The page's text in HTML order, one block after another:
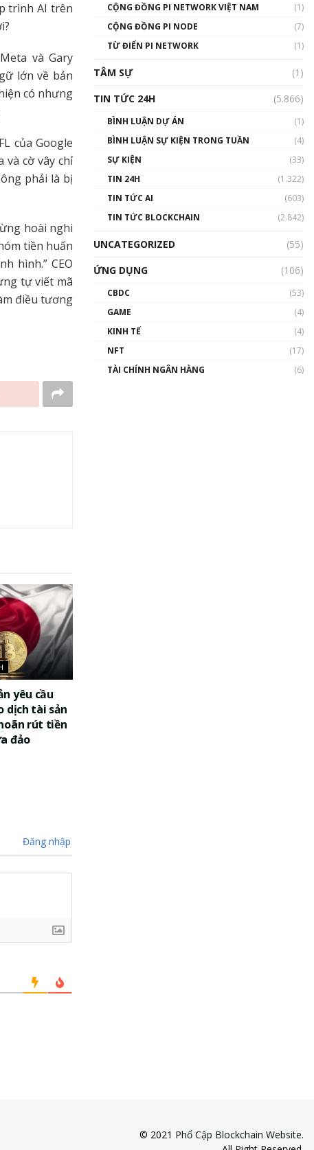
trình AI trên
và Gary
lớn về bản
có nhưng
của Google
và cờ vây chỉ
phải là bị
hoài nghi
tiền huấn
hình.” CEO
tự viết mã
điều tương
yêu cầu
dịch tài sản
rút tiền
đảo
Đăng nhập
01:32:59
Talkshow17: Mùa đông
Crypto – Chiếc khăn gió ấm
01:49:30
Talkshow 14: MemeCoin –
CỘNG ĐỒNG PI NETWORK VIỆT NAM
(1)
CỘNG ĐỒNG PI NODE
(7)
TỪ ĐIỂN PI NETWORK
(1)
TÂM SỰ
(1)
TIN TỨC 24H
(5.866)
BÌNH LUẬN DỰ ÁN
(1)
BÌNH LUẬN SỰ KIỆN TRONG TUẦN
(4)
SỰ KIỆN
(33)
TIN 24H
(1.322)
TIN TỨC AI
(603)
TIN TỨC BLOCKCHAIN
(2.842)
UNCATEGORIZED
(55)
ỨNG DỤNG
(106)
CBDC
(53)
GAME
(4)
KINH TẾ
(4)
NFT
(17)
TÀI CHÍNH NGÂN HÀNG
(6)
© 2021 Phổ Cập Blockchain Website.